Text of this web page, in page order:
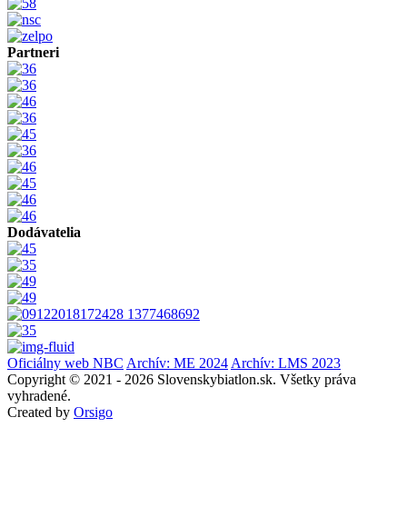
Partneri
Dodávatelia
Oficiálny web NBC Archív: ME 2024 Archív: LMS 2023
Copyright © 2021 - 2026 Slovenskybiatlon.sk. Všetky práva
vyhradené.
Created by Orsigo